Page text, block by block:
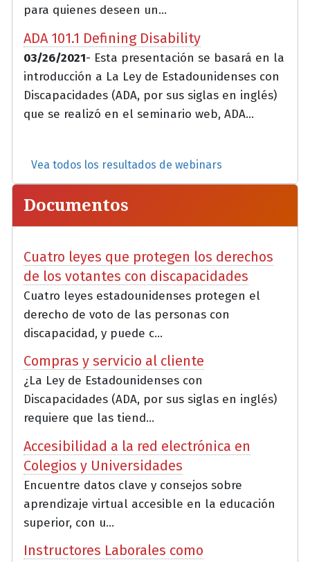
para quienes deseen un...
ADA 101.1 Defining Disability
03/26/2021- Esta presentación se basará en la
introducción a La Ley de Estadounidenses con
Discapacidades (ADA, por sus siglas en inglés)
que se realizó en el seminario web, ADA...
Vea todos los resultados de webinars
Documentos
Cuatro leyes que protegen los derechos
de los votantes con discapacidades
Cuatro leyes estadounidenses protegen el
derecho de voto de las personas con
discapacidad, y puede c...
Compras y servicio al cliente
¿La Ley de Estadounidenses con
Discapacidades (ADA, por sus siglas en inglés)
requiere que las tiend...
Accesibilidad a la red electrónica en
Colegios y Universidades
Encuentre datos clave y consejos sobre
aprendizaje virtual accesible en la educación
superior, con u...
Instructores Laborales como